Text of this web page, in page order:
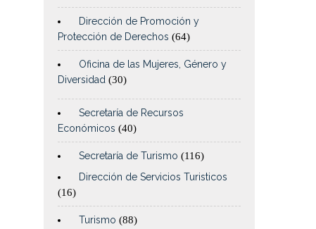
Dirección de Promoción y
Protección de Derechos (64)
Oficina de las Mujeres, Género y
Diversidad (30)
Secretaría de Recursos
Económicos (40)
Secretaría de Turismo (116)
Dirección de Servicios Turisticos
(16)
Turismo (88)